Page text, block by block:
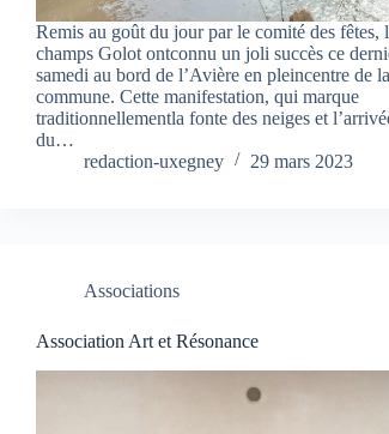
Remis au goût du jour par le comité des fêtes,
champs Golot ontconnu un joli succès ce
samedi au bord de l’Avière en pleincentre de la
commune. Cette manifestation, qui marque
traditionnellementla fonte des neiges et
du…
redaction-uxegney
29 mars 2023
Associations
Association Art et Résonance